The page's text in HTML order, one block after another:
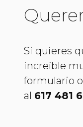
Si quieres
increíble
formulario
al 617 481